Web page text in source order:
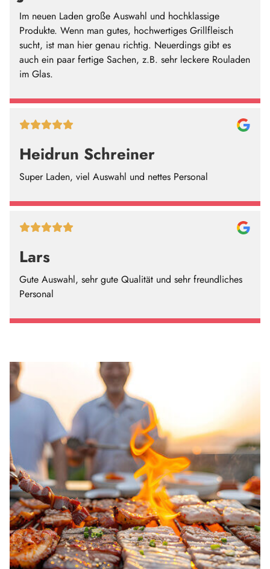
Im neuen Laden große Auswahl und hochklassige
Produkte. Wenn man gutes, hochwertiges Grillfleisch
sucht, ist man hier genau richtig. Neuerdings gibt es
auch ein paar fertige Sachen, z.B. sehr leckere Rouladen
im Glas.
Heidrun Schreiner
Super Laden, viel Auswahl und nettes Personal
Lars
Gute Auswahl, sehr gute Qualität und sehr freundliches
Personal